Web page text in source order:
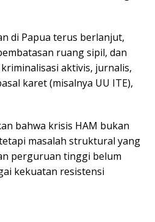
di Papua terus berlanjut,
ruang sipil, dan
aktivis, jurnalis,
karet (misalnya UU ITE),
bahwa krisis HAM bukan
masalah struktural yang
perguruan tinggi belum
kekuatan resistensi